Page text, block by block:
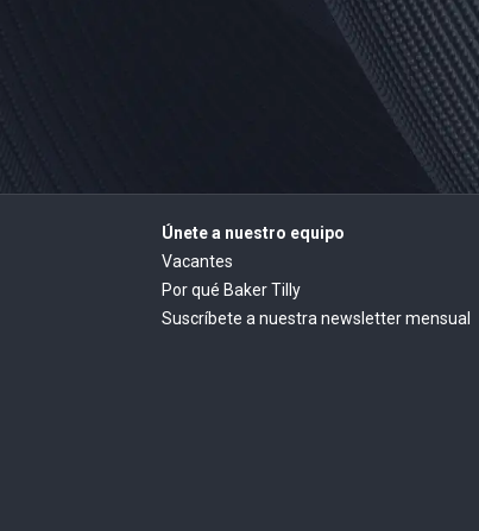
Únete a nuestro equipo
Vacantes
Por qué Baker Tilly
Suscríbete a nuestra newsletter mensual